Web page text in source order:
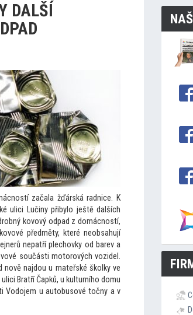
DALŠÍ
začala žďárská radnice. K
ulici Lučiny přibylo ještě dalších
kovový odpad z domácností,
předměty, které neobsahují
nepatří plechovky od barev a
součásti motorových vozidel.
nově najdou u mateřské školky ve
Bratří Čapků, u kulturního domu
Vodojem u autobusovétočny a v